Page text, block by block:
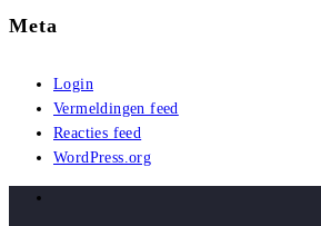
Meta
Login
Vermeldingen feed
Reacties feed
WordPress.org